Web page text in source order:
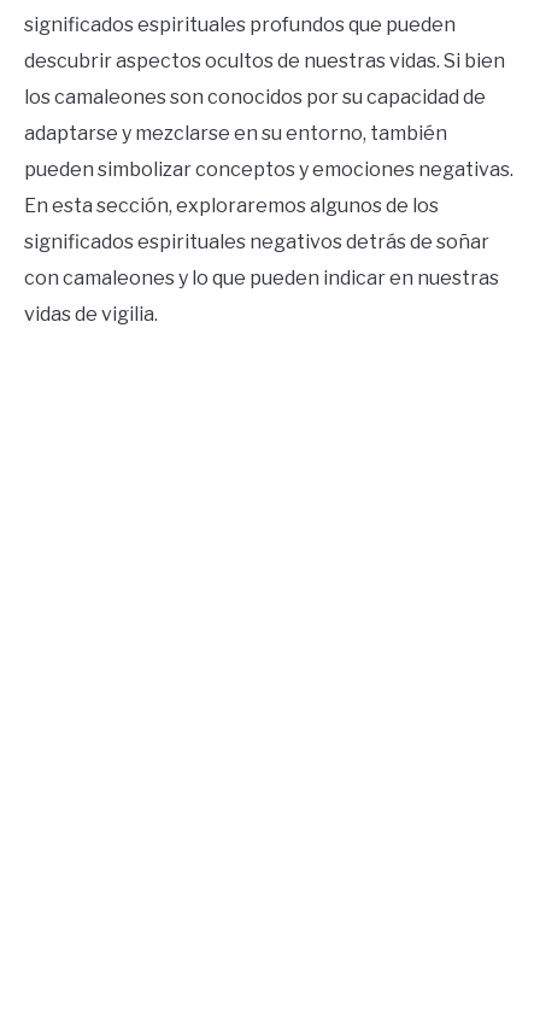
significados espirituales profundos que pueden
descubrir aspectos ocultos de nuestras vidas. Si bien
los camaleones son conocidos por su capacidad de
adaptarse y mezclarse en su entorno, también
pueden simbolizar conceptos y emociones negativas.
En esta sección, exploraremos algunos de los
significados espirituales negativos detrás de soñar
con camaleones y lo que pueden indicar en nuestras
vidas de vigilia.